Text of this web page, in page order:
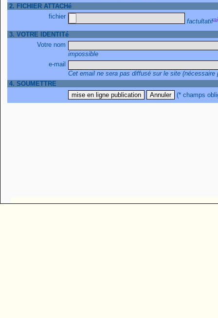
2. FICHIER ATTACHé
fichier
factultatif
3. VOTRE IDENTITé
Votre nom
impossible
e-mail
Cet email ne sera pas diffusé sur le site
4. SOUMETTRE
(* champs